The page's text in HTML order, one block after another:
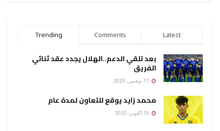
Trending Comments Latest
بعد تلقي الدعم..الهلال يجدد عقد ثنائي
الفريق
محمد زايد يوقع للتعاون لمدة عام